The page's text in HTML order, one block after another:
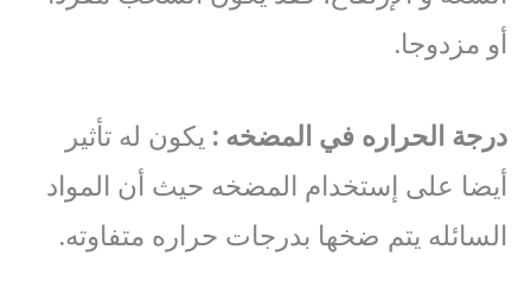
أو مزدوجا.
درجة الحراره في المضخه : يكون له تأثير
أيضا على إستخدام المضخه حيث أن المواد
السائله يتم ضخها بدرجات حراره متفاوته.